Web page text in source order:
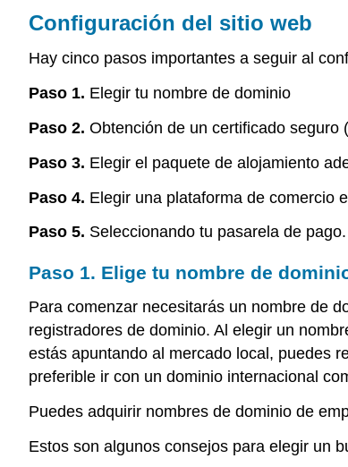
Configuración del sitio web
Hay cinco pasos importantes a seguir al
Paso 1. Elegir tu nombre de dominio
Paso 2. Obtención de un certificado seguro
Paso 3. Elegir el paquete de alojamiento
Paso 4. Elegir una plataforma de comercio
Paso 5. Seleccionando tu pasarela de pago.
Paso 1. Elige tu nombre de
Para comenzar necesitarás un nombre de
registradores de dominio. Al elegir un
estás apuntando al mercado local, puedes
preferible ir con un dominio internacional
Puedes adquirir nombres de dominio de
Estos son algunos consejos para elegir un